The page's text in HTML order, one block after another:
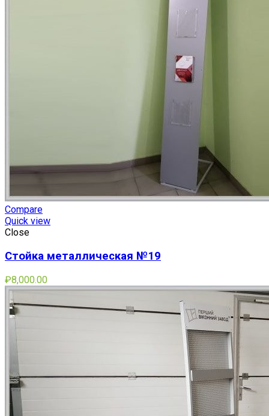
Compare
Quick view
Close
Стойка металлическая №19
₽8,000.00